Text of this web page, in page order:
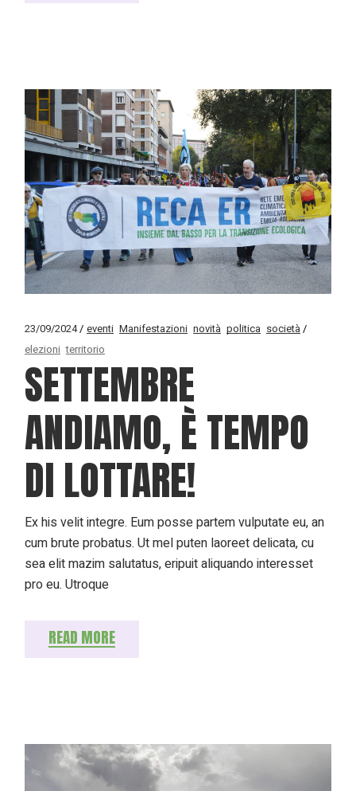
23/09/2024 eventi Manifestazioni novità politica società
elezioni territorio
SETTEMBRE
ANDIAMO, È TEMPO
DI LOTTARE!
Ex his velit integre. Eum posse partem vulputate eu, an
cum brute probatus. Ut mel puten laoreet delicata, cu
sea elit mazim salutatus, eripuit aliquando interesset
pro eu. Utroque
READ MORE